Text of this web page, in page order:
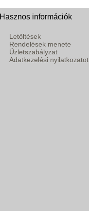
Hasznos információk
Letöltések
Rendelések menete
Üzletszabályzat
Adatkezelési nyilatkozatot